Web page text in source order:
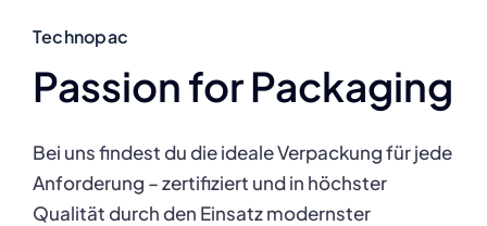
Produktbranchen
Recycling
Karriere
Technopac
Passion for Packaging
Bei uns findest du die ideale Verpackung für jede
Anforderung – zertifiziert und in höchster
Qualität durch den Einsatz modernster